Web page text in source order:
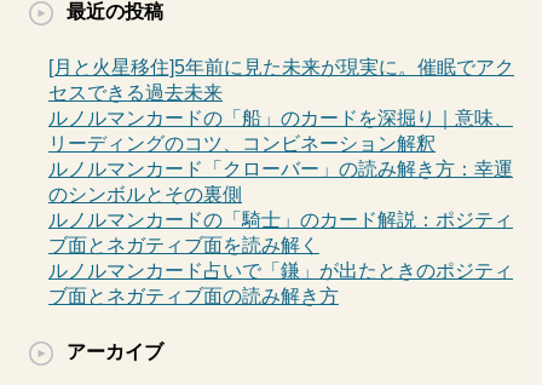
最近の投稿
[月と火星移住]5年前に見た未来が現実に。催眠でアク
セスできる過去未来
ルノルマンカードの「船」のカードを深掘り｜意味、
リーディングのコツ、コンビネーション解釈
ルノルマンカード「クローバー」の読み解き方：幸運
のシンボルとその裏側
ルノルマンカードの「騎士」のカード解説：ポジティ
ブ面とネガティブ面を読み解く
ルノルマンカード占いで「鎌」が出たときのポジティ
ブ面とネガティブ面の読み解き方
アーカイブ